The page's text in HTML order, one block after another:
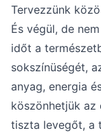
Tervezzünk
És végül, de
időt a
sokszínüségét,
anyag, energia
köszönhetjük az
tiszta levegőt, a